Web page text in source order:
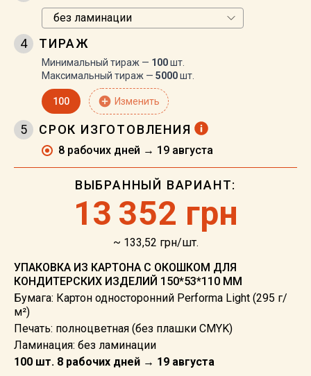
4 ТИРАЖ
Минимальный тираж — 100шт.
Максимальный тираж — 5000шт.
100 add_circle Изменить
5 СРОК ИЗГОТОВЛЕНИЯ
8 рабочих дней → 19 августа
ВЫБРАННЫЙ ВАРИАНТ:
13 352 грн
~ 133,52 грн/шт.
УПАКОВКА ИЗ КАРТОНА С ОКОШКОМ ДЛЯ
КОНДИТЕРСКИХ ИЗДЕЛИЙ 150*53*110 ММ
Бумага: Картон односторонний Performa Light (295 г/
м²)
Печать: полноцветная (без плашки CMYK)
Ламинация: без ламинации
100 шт. 8 рабочих дней → 19 августа